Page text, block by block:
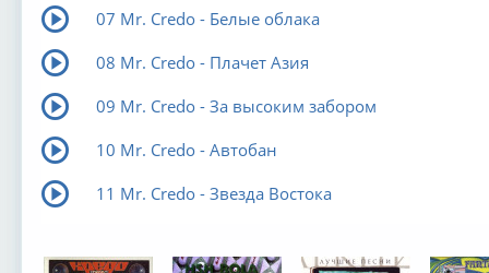
07 Mr. Credo - Белые облака
08 Mr. Credo - Плачет Азия
09 Mr. Credo - За высоким забором
10 Mr. Credo - Автобан
11 Mr. Credo - Звезда Востока